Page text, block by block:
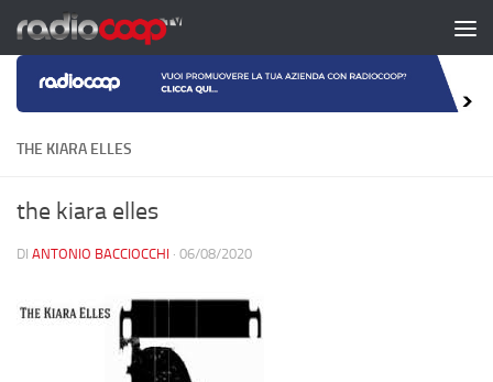
Salta al contenuto
THE KIARA ELLES
the kiara elles
DI ANTONIO BACCIOCCHI · 06/08/2020